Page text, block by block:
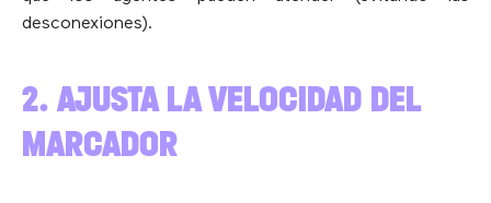
desconexiones).
2. AJUSTA LA VELOCIDAD DEL
MARCADOR